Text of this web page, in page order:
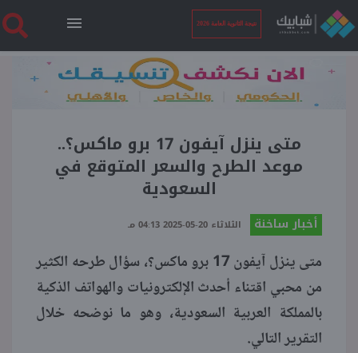
نتيجة الثانوية العامة 2026
الرئيسية
نتيجة الثانوية العامة 2026
أخبار ساخنة
بوابة الطلبة
متى ينزل آيفون 17 برو ماكس؟..
موعد الطرح والسعر المتوقع في
السعودية
أخبار ساخنة الثلاثاء 20-05-2025 04:13 مـ
متى ينزل آيفون 17 برو ماكس؟، سؤال طرحه الكثير
من محبي اقتناء أحدث الإلكترونيات والهواتف الذكية
بالمملكة العربية السعودية، وهو ما نوضحه خلال
التقرير التالي.